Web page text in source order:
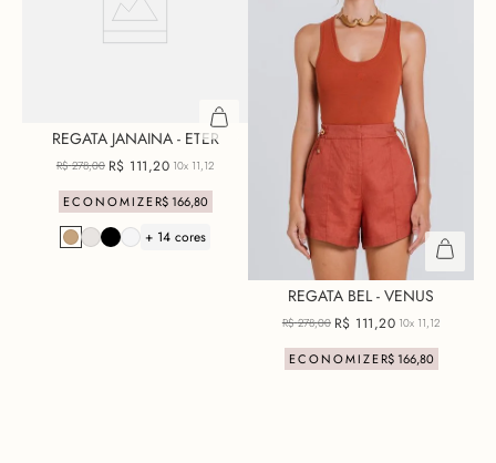
REGATA JANAINA - ETER
R$ 278,00 R$ 111,20 10x 11,12
ECONOMIZER$ 166,80
+ 14 cores
REGATA BEL - VENUS
R$ 278,00 R$ 111,20 10x 11,12
ECONOMIZER$ 166,80